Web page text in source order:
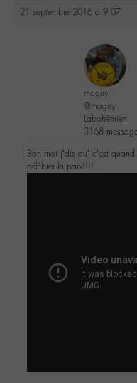
21 septembre 2016 à 9:07
maguy
@maguy
Labohémien
3168
Bon moi j’dis qu’ c’est
célébrer la paix!!!!